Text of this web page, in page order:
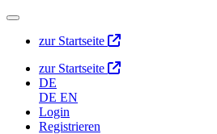
zur Startseite
zur Startseite
DE
DE EN
Login
Registrieren